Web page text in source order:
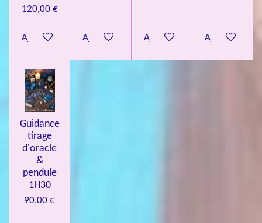
120,00 €
Ajouter au panierAjouter au panierAjouter au panierAjouter au
Guidance
tirage
d'oracle
&
pendule
1H30
90,00 €